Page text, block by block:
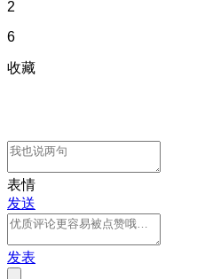
2
6
收藏
表情
发送
发表